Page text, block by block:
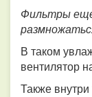
Фильтры
В таком
вентилятор
Также